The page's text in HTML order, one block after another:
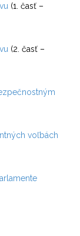
(1. časť –
(2. časť –
voľbách